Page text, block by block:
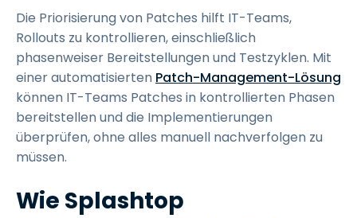
Die Priorisierung von Patches hilft IT-Teams,
Rollouts zu kontrollieren, einschließlich
phasenweiser Bereitstellungen und Testzyklen. Mit
einer automatisierten Patch-Management-Lösung
können IT-Teams Patches in kontrollierten Phasen
bereitstellen und die Implementierungen
überprüfen, ohne alles manuell nachverfolgen zu
müssen.
Wie Splashtop